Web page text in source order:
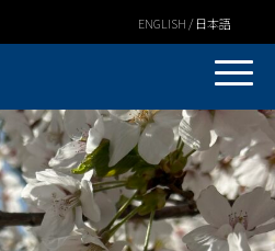
ENGLISH / 日本語
in
public_html/wp-
mv/single.phpon line3